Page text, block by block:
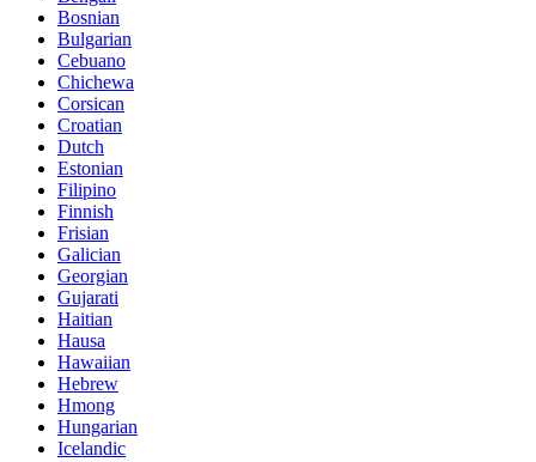
Bosnian
Bulgarian
Cebuano
Chichewa
Corsican
Croatian
Dutch
Estonian
Filipino
Finnish
Frisian
Galician
Georgian
Gujarati
Haitian
Hausa
Hawaiian
Hebrew
Hmong
Hungarian
Icelandic